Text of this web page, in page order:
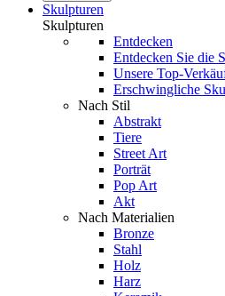
Skulpturen
Skulpturen
Entdecken
Entdecken Sie die
Unsere Top-
Erschwingliche
Nach Stil
Abstrakt
Tiere
Street Art
Porträt
Pop Art
Akt
Nach Materialien
Bronze
Stahl
Holz
Harz